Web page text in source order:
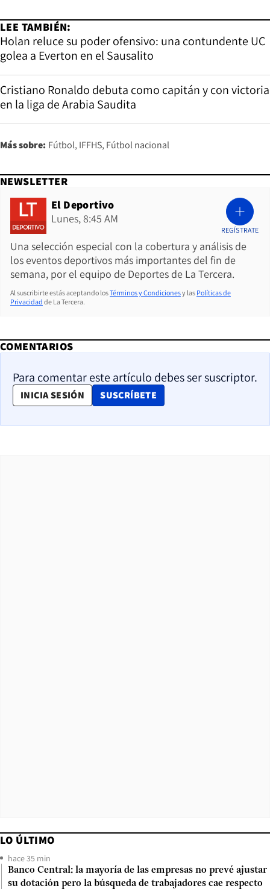
LEE TAMBIÉN:
Holan reluce su poder ofensivo: una contundente UC
golea a Everton en el Sausalito
Cristiano Ronaldo debuta como capitán y con victoria
en la liga de Arabia Saudita
Más sobre: Fútbol IFFHS Fútbol nacional
NEWSLETTER
El Deportivo
Lunes, 8:45 AM
Una selección especial con la cobertura y análisis de
los eventos deportivos más importantes del fin de
semana, por el equipo de Deportes de La Tercera.
REGÍSTRATE
Al suscribirte estás aceptando losTérminos y Condicionesy las Políticas de
Privacidad de La Tercera.
COMENTARIOS
Para comentar este artículo debes ser suscriptor.
INICIA SESIÓN SUSCRÍBETE
OPENS IN NEW WINDOW
LO ÚLTIMO
hace 35 min
Banco Central: la mayoría de las empresas no prevé ajustar
su dotación pero la búsqueda de trabajadores cae respecto